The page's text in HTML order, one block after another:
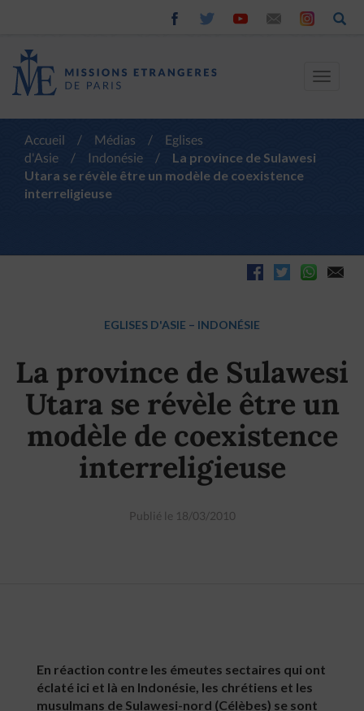
Toggle
Accueil / Médias /
Eglises
d'Asie
/ Indonésie /
La province de Sulawesi
Utara se révèle être un modèle de coexistence
interreligieuse
EGLISES D'ASIE – INDONÉSIE
La province de Sulawesi
Utara se révèle être un
modèle de coexistence
interreligieuse
Publié le 18/03/2010
En réaction contre les émeutes sectaires qui ont
éclaté ici et là en Indonésie, les chrétiens et les
musulmans de Sulawesi-nord (Célèbes) se sont